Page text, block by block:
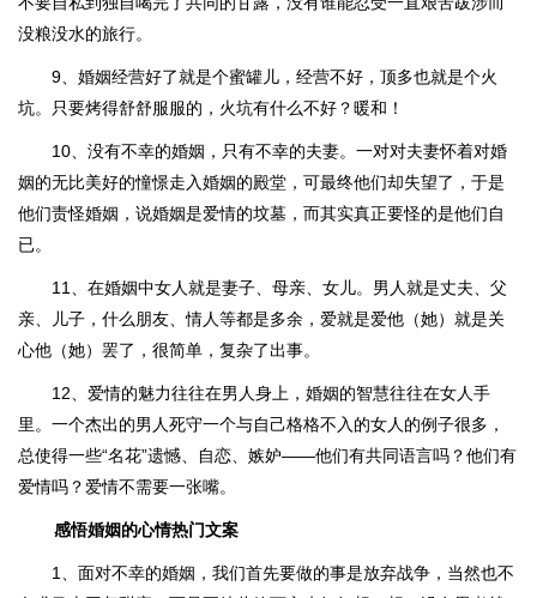
没粮没水的旅行。
9、婚姻经营好了就是个蜜罐儿，经营不好，顶多也就是个火
坑。只要烤得舒舒服服的，火坑有什么不好？暖和！
10、没有不幸的婚姻，只有不幸的夫妻。一对对夫妻怀着对婚
姻的无比美好的憧憬走入婚姻的殿堂，可最终他们却失望了，于是
他们责怪婚姻，说婚姻是爱情的坟墓，而其实真正要怪的是他们自
已。
11、在婚姻中女人就是妻子、母亲、女儿。男人就是丈夫、父
亲、儿子，什么朋友、情人等都是多余，爱就是爱他（她）就是关
心他（她）罢了，很简单，复杂了出事。
12、爱情的魅力往往在男人身上，婚姻的智慧往往在女人手
里。一个杰出的男人死守一个与自己格格不入的女人的例子很多，
总使得一些“名花”遗憾、自恋、嫉妒——他们有共同语言吗？他们有
爱情吗？爱情不需要一张嘴。
感悟婚姻的心情热门文案
1、面对不幸的婚姻，我们首先要做的事是放弃战争，当然也不